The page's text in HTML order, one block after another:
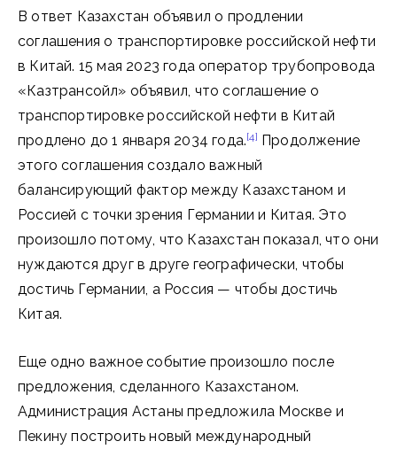
В ответ Казахстан объявил о продлении
соглашения о транспортировке российской нефти
в Китай. 15 мая 2023 года оператор трубопровода
«Казтрансойл» объявил, что соглашение о
транспортировке российской нефти в Китай
продлено до 1 января 2034 года.[4] Продолжение
этого соглашения создало важный
балансирующий фактор между Казахстаном и
Россией с точки зрения Германии и Китая. Это
произошло потому, что Казахстан показал, что они
нуждаются друг в друге географически, чтобы
достичь Германии, а Россия — чтобы достичь
Китая.
Еще одно важное событие произошло после
предложения, сделанного Казахстаном.
Администрация Астаны предложила Москве и
Пекину построить новый международный